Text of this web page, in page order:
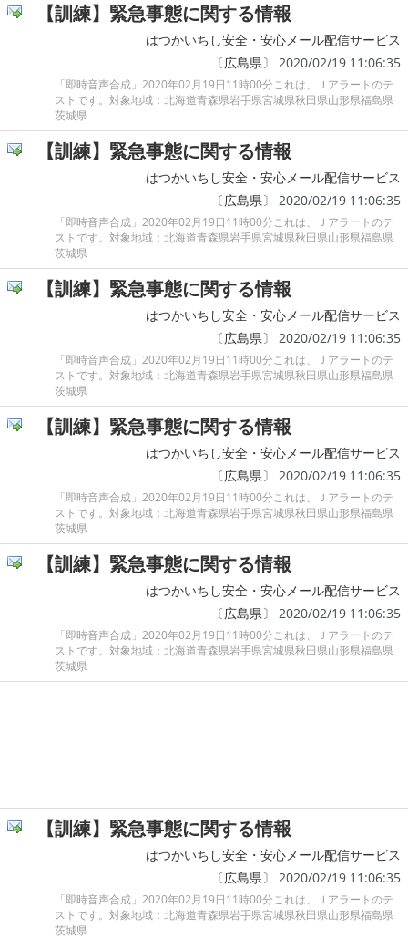
【訓練】緊急事態に関する情報
はつかいちし安全・安心メール配信サービス
〔広島県〕 2020/02/19 11:06:35
「即時音声合成」2020年02月19日11時00分これは、Ｊアラートのテ
ストです。対象地域：北海道青森県岩手県宮城県秋田県山形県福島県
茨城県
【訓練】緊急事態に関する情報
はつかいちし安全・安心メール配信サービス
〔広島県〕 2020/02/19 11:06:35
「即時音声合成」2020年02月19日11時00分これは、Ｊアラートのテ
ストです。対象地域：北海道青森県岩手県宮城県秋田県山形県福島県
茨城県
【訓練】緊急事態に関する情報
はつかいちし安全・安心メール配信サービス
〔広島県〕 2020/02/19 11:06:35
「即時音声合成」2020年02月19日11時00分これは、Ｊアラートのテ
ストです。対象地域：北海道青森県岩手県宮城県秋田県山形県福島県
茨城県
【訓練】緊急事態に関する情報
はつかいちし安全・安心メール配信サービス
〔広島県〕 2020/02/19 11:06:35
「即時音声合成」2020年02月19日11時00分これは、Ｊアラートのテ
ストです。対象地域：北海道青森県岩手県宮城県秋田県山形県福島県
茨城県
【訓練】緊急事態に関する情報
はつかいちし安全・安心メール配信サービス
〔広島県〕 2020/02/19 11:06:35
「即時音声合成」2020年02月19日11時00分これは、Ｊアラートのテ
ストです。対象地域：北海道青森県岩手県宮城県秋田県山形県福島県
茨城県
【訓練】緊急事態に関する情報
はつかいちし安全・安心メール配信サービス
〔広島県〕 2020/02/19 11:06:35
「即時音声合成」2020年02月19日11時00分これは、Ｊアラートのテ
ストです。対象地域：北海道青森県岩手県宮城県秋田県山形県福島県
茨城県